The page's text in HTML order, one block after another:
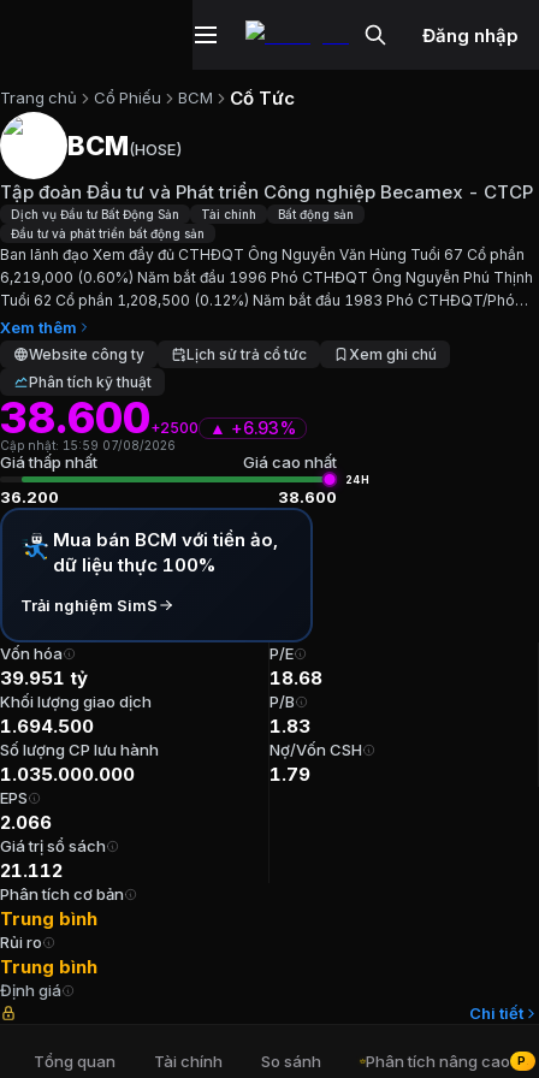
Đăng nhập
Trang chủ Cổ Phiếu BCM Cổ Tức
Cổ phiếuBCM
Cập nhật: 7/8/2026
Ngành:Dịch vụ Đầu tư Bất Động Sản, Tài chính, Bất động
Giới thiệu
Ban lãnh đạo Xem đầy đủ CTHĐQT Ông Nguyễn Văn
Chỉ số tài chínhBCM
Giá hiện tại: 38600VND
Vốn hóa: 39.951 tỷ đồng
P/E: 18,68
P/B: 1,83
ROE:
ROA:
Tỷ suất cổ tức:
Ban lãnh đạo Tập đoàn Đầu tư và
Trưởng Ban kiểm soát
Tổng Giám đốc
Kế toán trưởng
Chủ tịch Hội đồng Quản trị
Thành viên Ban kiểm soát
Cổ đông lớn Tập đoàn Đầu tư và
Uỷ Ban Nhân Dân Thành Phố Hồ Chí Minh : 95,44%
BCM(HOSE)
Tập đoàn Đầu tư và Phát triển Công nghiệp Becamex - CTCP
Dịch vụ Đầu tư Bất Động Sản Tài chính
Bất động sản
Đầu tư và phát triển bất động sản
Ban lãnh đạo Xem đầy đủ CTHĐQT Ông Nguyễn Văn Hùng Tuổi 67 Cổ phần
6,219,000 (0.60%) Năm bắt đầu 1996 Phó CTHĐQT Ông Nguyễn Phú Thịnh
Tuổi 62 Cổ phần 1,208,500 (0.12%) Năm bắt đầu 1983 Phó CTHĐQT/Phó
TGĐ Ông Nguyễn Thế Duy Tuổi 32 Cổ phần 987,805,100 (95.44%)...
Xem thêm
Website công ty Lịch sử trả cổ tức
Xem ghi chú
Phân tích kỹ thuật
38.600+2500 ▲ +6.93%
Cập nhật: 15:59 07/08/2026
Giá thấp nhất
Giá cao nhất
36.200
38.600
24H
Mua bán BCM với tiền ảo,
dữ liệu thực 100%
Trải nghiệm SimS
Vốn hóa
39.951 tỷ
Khối lượng giao dịch
1.694.500
Số lượng CP lưu hành
1.035.000.000
P/E
18.68
P/B
1.83
Nợ/Vốn CSH
1.79
EPS
2.066
Giá trị sổ sách
21.112
Phân tích cơ bản
Trung bình
Rủi ro
Trung bình
Định giá
Chi tiết
Tổng quan Tài chính So sánh Phân tích nâng cao PRO